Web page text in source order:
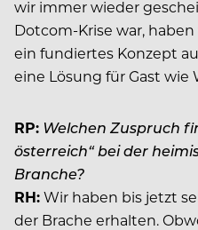
wir immer wieder
Dotcom-Krise war,
ein fundiertes Konzept
eine Lösung für Gast wie
RP: Welchen Zuspruch
österreich“ bei der
Branche?
RH:Wir haben bis jetzt
der Brache erhalten.